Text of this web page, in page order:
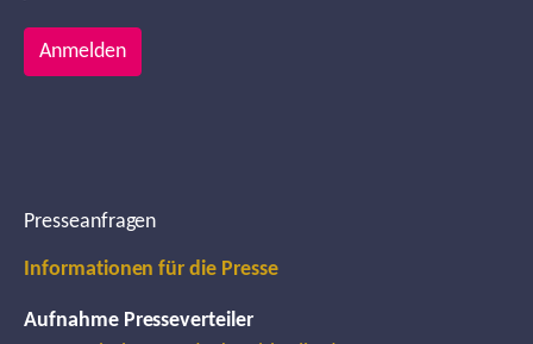
Anmelden
Presseanfragen
Informationen für die Presse
Aufnahme Presseverteiler